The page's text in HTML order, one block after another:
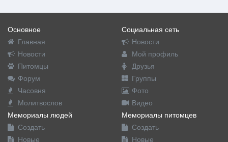
Основное
Главная
Новости
Питомцы
Форум
Часовня
Молитвослов
Социальная сеть
Новости
Мой профиль
Друзья
Группы
Фото
Видео
Мемориалы людей
Создать
Новые
Мемориалы питомцев
Создать
Новые